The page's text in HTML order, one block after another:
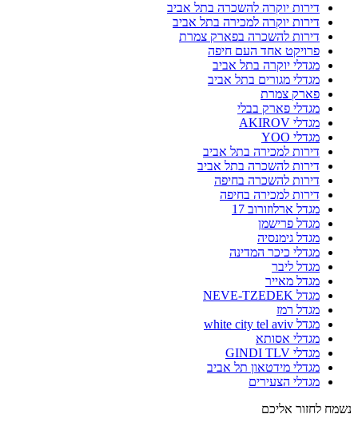
דירות יוקרה להשכרה בתל אביב
דירות יוקרה למכירה בתל אביב
דירות להשכרה בפארק צמרת
פרויקט אחד העם חיפה
מגדלי יוקרה בתל אביב
מגדלי מגורים בתל אביב
פארק צמרת
מגדלי פארק בבלי
מגדלי AKIROV
מגדלי YOO
דירות למכירה בתל אביב
דירות להשכרה בתל אביב
דירות להשכרה בחיפה
דירות למכירה בחיפה
מגדל ארלוזורוב 17
מגדל פרישמן
מגדל גימנסיה
מגדלי כיכר המדינה
מגדל ליבר
מגדל מאייר
מגדל NEVE-TZEDEK
מגדל רמז
מגדל white city tel aviv
מגדלי אסותא
מגדלי GINDI TLV
מגדלי מידטאון תל אביב
מגדלי הצעירים
נשמח לחזור אליכם